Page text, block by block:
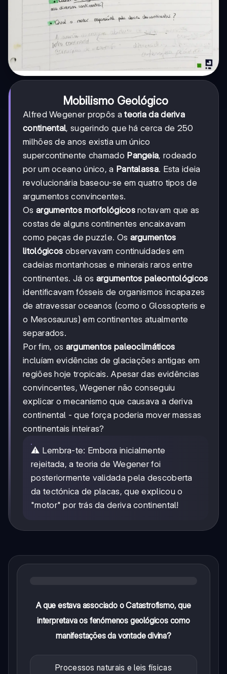
Mobilismo Geológico
Alfred Wegener propôs ateoria da deriva
continental, sugerindo que há cerca de 250
milhões de anos existia um único
supercontinente chamado Pangeia, rodeado
por um oceano único, a Pantalassa. Esta ideia
revolucionária baseou-se em quatro tipos de
argumentos convincentes.
Os argumentos morfológicosnotavam que as
costas de alguns continentes encaixavam
como peças de puzzle. Os argumentos
litológicos observavam continuidades em
cadeias montanhosas e minerais raros entre
continentes. Já os argumentos paleontológicos
identificavam fósseis de organismos incapazes
de atravessar oceanos (como o Glossopteris e
o Mesosaurus) em continentes atualmente
separados.
Por fim, os argumentos paleoclimáticos
incluíam evidências de glaciações antigas em
regiões hoje tropicais. Apesar das evidências
convincentes, Wegener não conseguiu
explicar o mecanismo que causava a deriva
continental - que força poderia mover massas
continentais inteiras?
⚠️ Lembra-te: Embora inicialmente
rejeitada, a teoria de Wegener foi
posteriormente validada pela descoberta
da tectónica de placas, que explicou o
"motor" por trás da deriva continental!
A que estava associado o Catastrofismo, que
interpretava os fenómenos geológicos como
manifestações da vontade divina?
Processos naturais e leis físicas